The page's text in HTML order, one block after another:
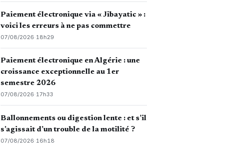
Paiement électronique via « Jibayatic » :
voici les erreurs à ne pas commettre
07/08/2026· 18h29
Paiement électronique en Algérie : une
croissance exceptionnelle au 1er
semestre 2026
07/08/2026·17h33
Ballonnements ou digestion lente : et s’il
s’agissait d’un trouble de la motilité ?
07/08/2026· 16h18